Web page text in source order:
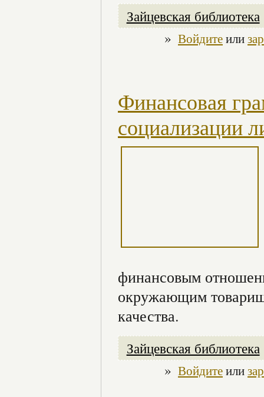
Зайцевская библиотека
» Войдитеили
Финансовая
социализации
финансовым
окружающим
качества.
Зайцевская библиотека
» Войдитеили